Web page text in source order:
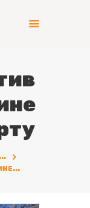
...